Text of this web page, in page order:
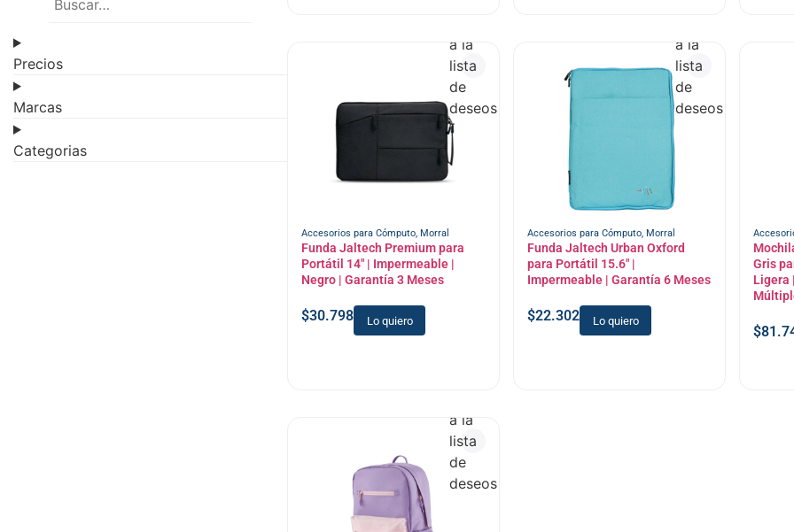
Precios
Marcas
Categorias
Accesorios para Cómputo, Morral
Funda Jaltech Premium para
Portátil 14″ | Impermeable |
Negro | Garantía 3 Meses
$30.798 Lo quiero
a la
lista
de
deseos
Accesorios para Cómputo, Morral
Funda Jaltech Urban Oxford
para Portátil 15.6″ |
Impermeable | Garantía 6 Meses
$22.302 Lo quiero
a la
lista
de
deseos
Gris
Ligera
$
a la
lista
de
deseos